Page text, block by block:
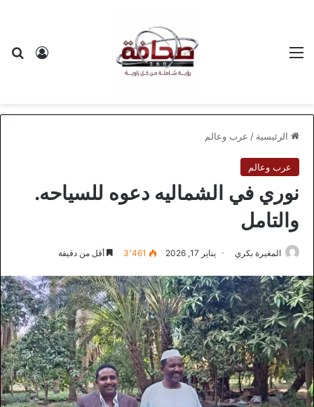
الرئيسية / عرب وعالم
عرب وعالم
نوري في الشماليه دعوه للسياحه.
والتامل
المغيرة بكري يناير 17, 2026 3٬461 أقل من دقيقة